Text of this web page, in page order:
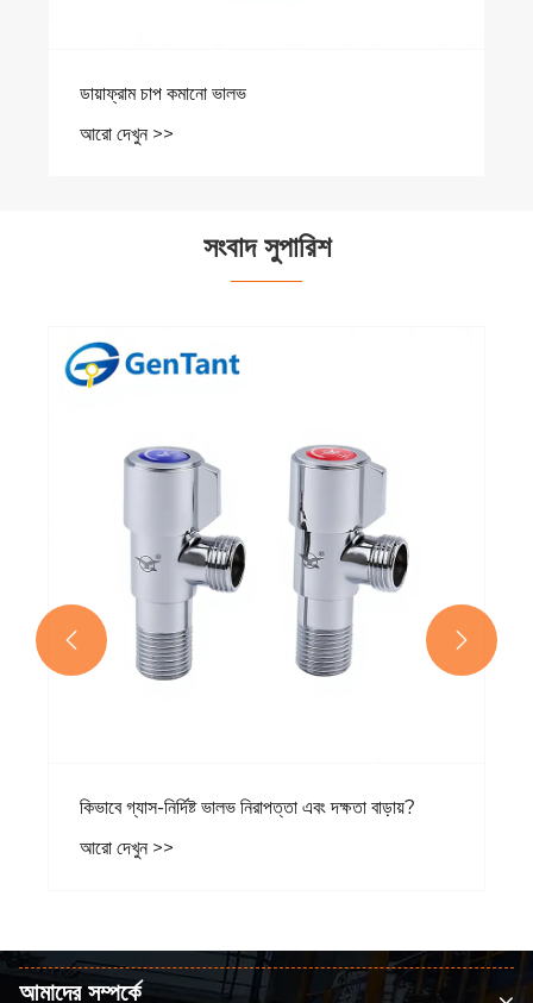
সংবাদ সুপারিশ
কিভাবে একটি চাপ হ্রাস ভালভ সিস্টেমের দক্ষতা এবং নিরাপত্তা
আরো দেখুন >>
 
আমাদের সম্পর্কে